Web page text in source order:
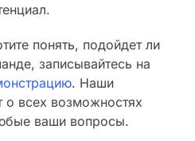
понять, подойдет ли
записывайтесь на
. Наши
о всех возможностях
ваши вопросы.